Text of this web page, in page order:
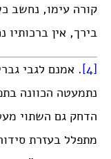
קורה עימו, נחשב
בירך, אין
[4]
. אמנם לגבי
נתמעטה הכוונה
הדחק גם השתוי
מתפלל בעזרת